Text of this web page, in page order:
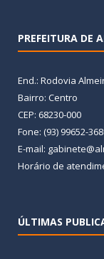
PREFEITURA DE
End.: Rodovia
Bairro: Centro
CEP: 68230-000
Fone: (93) 99652-
E-mail:
Horário de
ÚLTIMAS